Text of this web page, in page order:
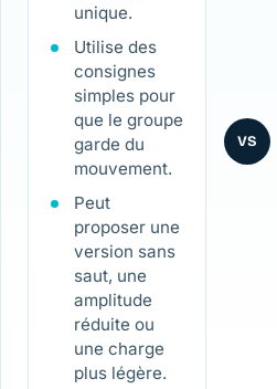
unique.
Utilise des
consignes
simples pour
que le groupe
garde du
mouvement.
Peut
proposer une
version sans
saut, une
amplitude
réduite ou
une charge
plus légère.
VS